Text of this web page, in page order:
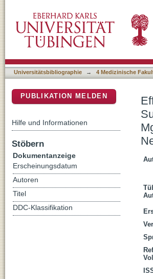
Lipoic Acid, Vitamins B12,
Diabetic Neuropathy
Universitätsbibliographie → 4 Medizinische
PUBLIKATION MELDEN
Hilfe und Informationen
Stöbern
Dokumentanzeige
Erscheinungsdatum
Autoren
Titel
DDC-Klassifikation